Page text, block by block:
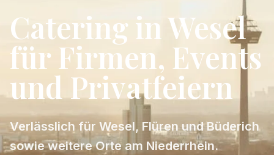
Catering in Wesel
für Firmen, Events
und Privatfeiern
Verlässlich für Wesel, Flüren und Büderich
sowie weitere Orte am Niederrhein.